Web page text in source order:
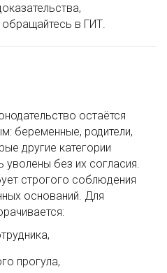
обращайтесь в ГИТ.
остаётся
беременные, родители,
другие категории
уволены без их согласия.
строгого соблюдения
оснований. Для
прогула,